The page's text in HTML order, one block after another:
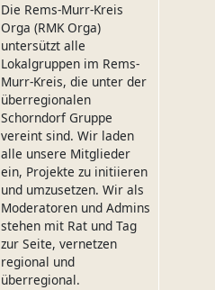
Die Rems-Murr-Kreis
Orga (RMK Orga)
untersützt alle
Lokalgruppen im Rems-
Murr-Kreis, die unter der
überregionalen
Schorndorf Gruppe
vereint sind. Wir laden
alle unsere Mitglieder
ein, Projekte zu initiieren
und umzusetzen. Wir als
Moderatoren und Admins
stehen mit Rat und Tag
zur Seite, vernetzen
regional und
überregional.